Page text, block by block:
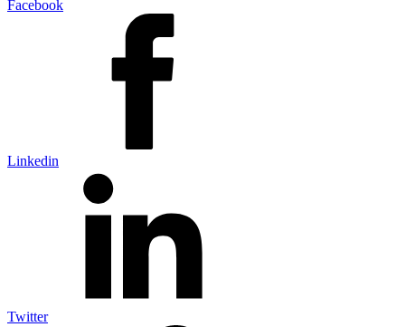
Facebook
Linkedin
Twitter